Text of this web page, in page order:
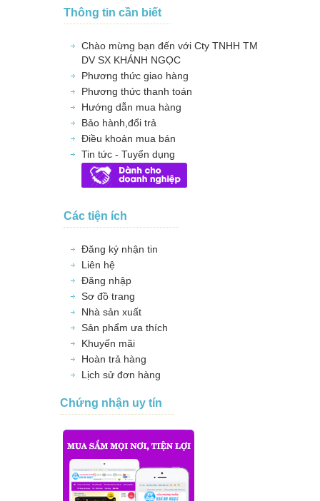
Thông tin cần biết
Chào mừng bạn đến với Cty TNHH TM
DV SX KHÁNH NGỌC
Phương thức giao hàng
Phương thức thanh toán
Hướng dẫn mua hàng
Bảo hành,đổi trả
Điều khoản mua bán
Tin tức - Tuyển dụng
Các tiện ích
Đăng ký nhận tin
Liên hệ
Đăng nhập
Sơ đồ trang
Nhà sản xuất
Sản phẩm ưa thích
Khuyến mãi
Hoàn trả hàng
Lịch sử đơn hàng
Chứng nhận uy tín